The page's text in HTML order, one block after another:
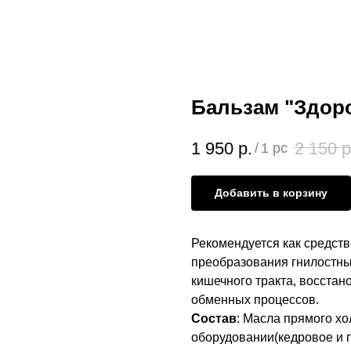
Бальзам
1 950 р. / 1 pc 2 150
Добавить в корзину
Рекомендуется как
преобразования
кишечного тракта,
обменных процессов.
Состав: Масла прямого
оборудовании(кедровое и